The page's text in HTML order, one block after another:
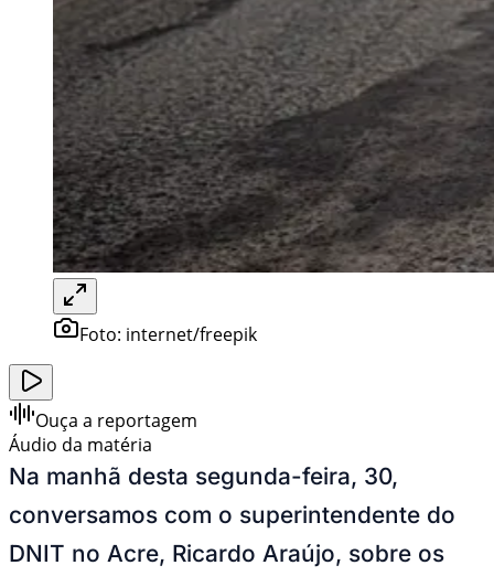
Foto: internet/freepik
Ouça a reportagem
Áudio da matéria
Na manhã desta segunda-feira, 30,
conversamos com o superintendente do
DNIT no Acre, Ricardo Araújo, sobre os